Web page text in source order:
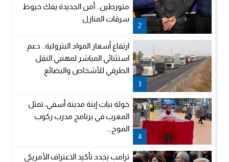
2
متورطين.. أمن الجديدة يفك خيوط
سرقات المنازل
3
ارتفاع أسعار المواد البترولية.. دعم
استثنائي المباشر لمهنيي النقل
الطرقي للأشخاص والبضائع
4
خولة بيات إبنة مدينة أسفي، تمثل
المغرب في برنامج مدرب ركوب
الموج...
ترامب يجدد تأكيد الاعتراف الأمريكي